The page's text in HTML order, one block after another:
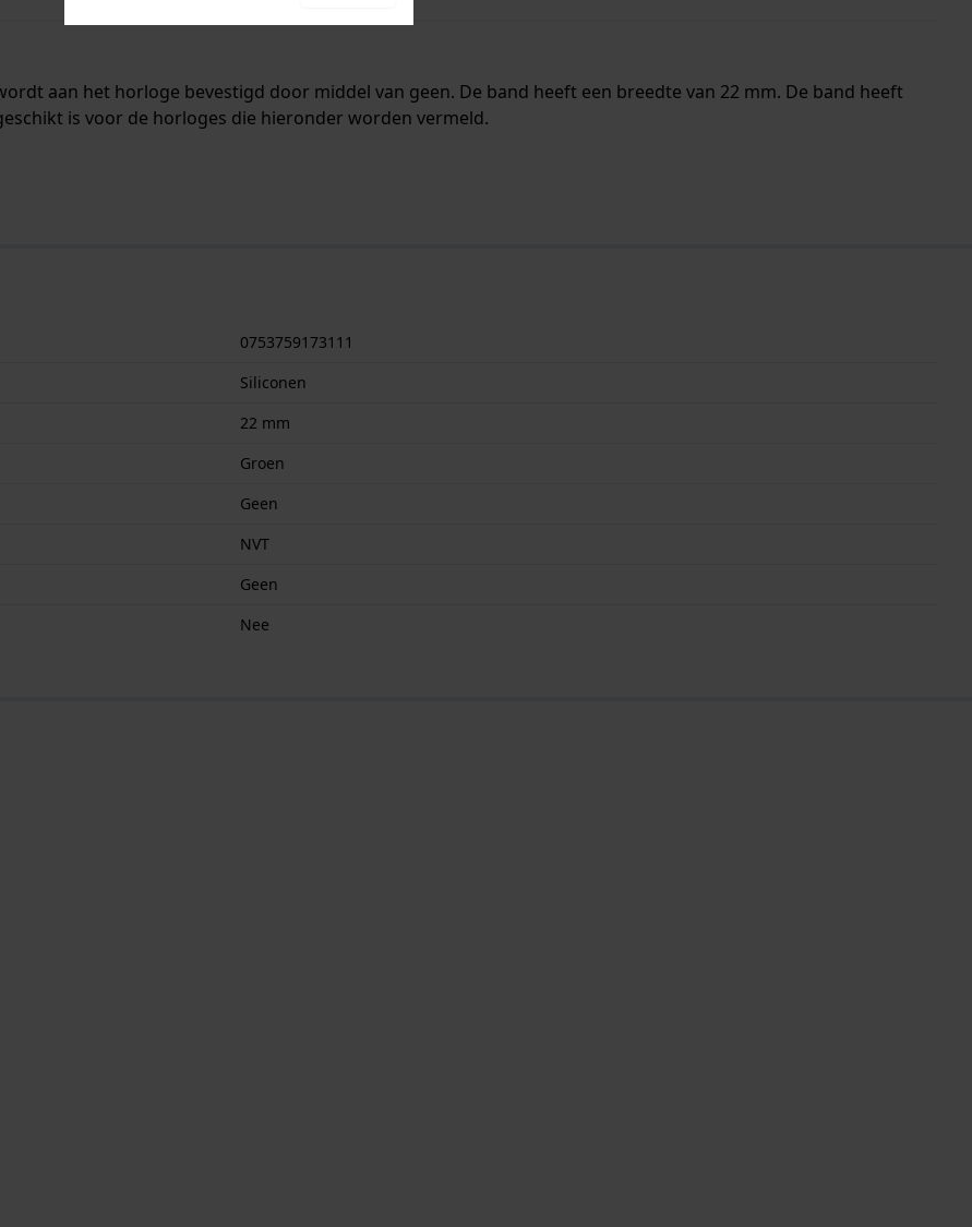
aan het horloge bevestigd door middel van geen. De band heeft een breedte van 22 mm. De band heeft
is voor de horloges die hieronder worden vermeld.
0753759173111
Siliconen
22 mm
Groen
Geen
NVT
Geen
Nee